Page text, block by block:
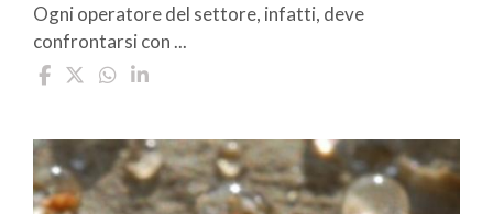
Ogni operatore del settore, infatti, deve
confrontarsi con ...